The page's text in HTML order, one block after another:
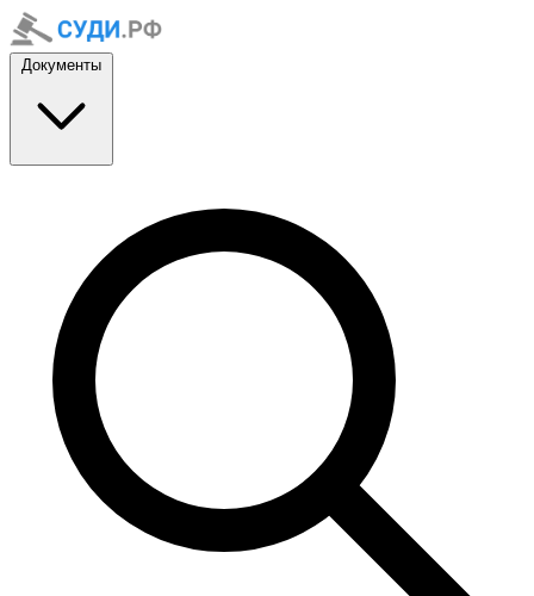
Документы